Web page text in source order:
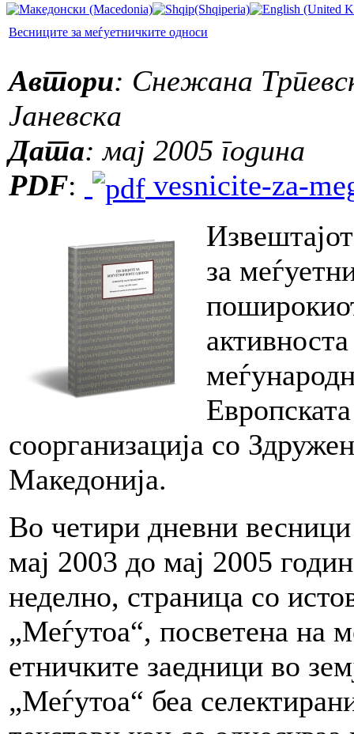
Весниците за меѓуетничките односи
Автори: Снежана
Јаневска
Дата: мај 2005 година
PDF:
vesnicite-za-
за
соорганизација со
Македонија.
Во четири дневни
мај 2003 до мај 2005
неделно, страница со
„Меѓутоа“, посветена на
етничките заедници во
„Меѓутоа“ беа